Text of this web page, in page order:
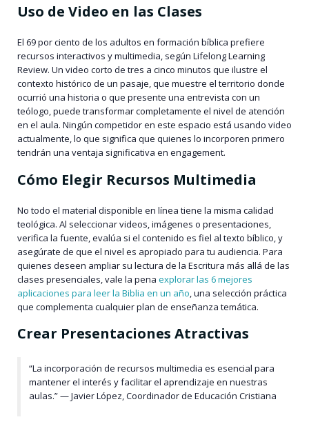
Uso de Video en las Clases
El 69 por ciento de los adultos en formación bíblica prefiere
recursos interactivos y multimedia, según Lifelong Learning
Review. Un video corto de tres a cinco minutos que ilustre el
contexto histórico de un pasaje, que muestre el territorio donde
ocurrió una historia o que presente una entrevista con un
teólogo, puede transformar completamente el nivel de atención
en el aula. Ningún competidor en este espacio está usando video
actualmente, lo que significa que quienes lo incorporen primero
tendrán una ventaja significativa en engagement.
Cómo Elegir Recursos Multimedia
No todo el material disponible en línea tiene la misma calidad
teológica. Al seleccionar videos, imágenes o presentaciones,
verifica la fuente, evalúa si el contenido es fiel al texto bíblico, y
asegúrate de que el nivel es apropiado para tu audiencia. Para
quienes deseen ampliar su lectura de la Escritura más allá de las
clases presenciales, vale la pena explorar las 6 mejores
aplicaciones para leer la Biblia en un año , una selección práctica
que complementa cualquier plan de enseñanza temática.
Crear Presentaciones Atractivas
“La incorporación de recursos multimedia es esencial para
mantener el interés y facilitar el aprendizaje en nuestras
aulas.” — Javier López, Coordinador de Educación Cristiana